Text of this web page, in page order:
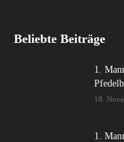
Beliebte Beiträge
1.
18.
1.